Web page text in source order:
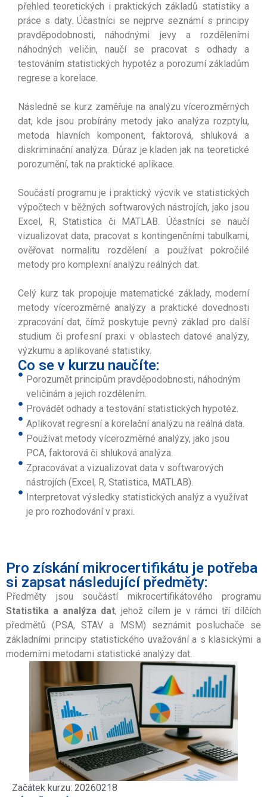
přehled teoretických i praktických základů statistiky a
práce s daty. Účastníci se nejprve seznámí s principy
pravděpodobnosti, náhodnými jevy a rozděleními
náhodných veličin, naučí se pracovat s odhady a
testováním statistických hypotéz a porozumí základům
regrese a korelace.
Následně se kurz zaměřuje na analýzu vícerozměrných
dat, kde jsou probírány metody jako analýza rozptylu,
metoda hlavních komponent, faktorová, shluková a
diskriminační analýza. Důraz je kladen jak na teoretické
porozumění, tak na praktické aplikace.
Součástí programu je i praktický výcvik ve statistických
výpočtech v běžných softwarových nástrojích, jako jsou
Excel, R, Statistica či MATLAB. Účastníci se naučí
vizualizovat data, pracovat s kontingenčními tabulkami,
ověřovat normalitu rozdělení a používat pokročilé
metody pro komplexní analýzu reálných dat.
Celý kurz tak propojuje matematické základy, moderní
metody vícerozměrné analýzy a praktické dovednosti
zpracování dat, čímž poskytuje pevný základ pro další
studium či profesní praxi v oblastech datové analýzy,
výzkumu a aplikované statistiky.
Co se v kurzu naučíte:
Porozumět principům pravděpodobnosti, náhodným
veličinám a jejich rozdělením.
Provádět odhady a testování statistických hypotéz.
Aplikovat regresní a korelační analýzu na reálná data.
Používat metody vícerozměrné analýzy, jako jsou
PCA, faktorová či shluková analýza.
Zpracovávat a vizualizovat data v softwarových
nástrojích (Excel, R, Statistica, MATLAB).
Interpretovat výsledky statistických analýz a využívat
je pro rozhodování v praxi.
Pro získání mikrocertifikátu je potřeba
si zapsat následující předměty:
Předměty jsou součástí mikrocertifikátového programu
Statistika a analýza dat, jehož cílem je v rámci tří dílčích
předmětů (PSA, STAV a MSM) seznámit posluchače se
základními principy statistického uvažování a s klasickými a
moderními metodami statistické analýzy dat.
Začátek kurzu: 20260218